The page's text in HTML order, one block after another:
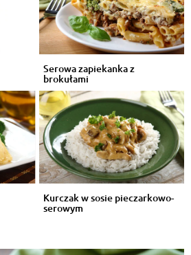
Serowa zapiekanka z
brokułami
Kurczak w sosie pieczarkowo-
serowym